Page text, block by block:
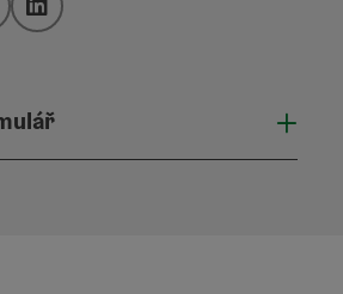
LinkedIn